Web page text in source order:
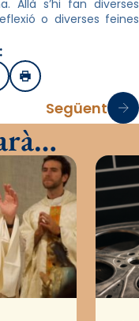
Allà s’hi fan diverses
o diverses feines
Imprimir
Següent